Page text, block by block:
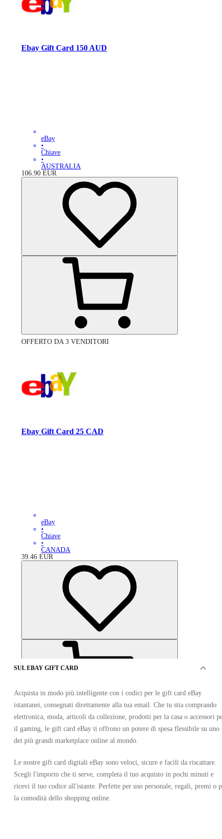
Ebay Gift Card 150 AUD
eBay
•
Chiave
•
AUSTRALIA
106.90 EUR
OFFERTO DA 3 VENDITORI
Ebay Gift Card 25 CAD
eBay
•
Chiave
•
CANADA
39.46 EUR
OFFERTO DA 2 VENDITORI
SUL EBAY GIFT CARD
Acquista in modo più intelligente con i codici per le gift card eBay
istantanei, consegnati direttamente alla tua email. Che tu stia comprando
elettronica, moda, articoli da collezione, prodotti per la casa o accessori
il gaming, le gift card eBay ti offrono un potere di spesa flessibile su uno
dei più grandi marketplace online al mondo.
Le nostre gift card digitali eBay sono veloci, sicure e facili da riscattare.
Scegli l'importo che ti serve, completa il tuo acquisto in pochi minuti e
ricevi il tuo codice all'istante. Perfette per uso personale, regali, premi o
la comodità dello shopping online.